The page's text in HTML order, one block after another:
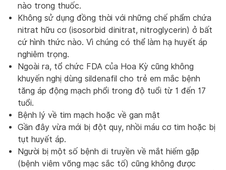
nào trong thuốc.
Không sử dụng đồng thời với những chế phẩm chứa
nitrat hữu cơ (isosorbid dinitrat, nitroglycerin) ở bất
cứ hình thức nào. Vì chúng có thể làm hạ huyết áp
nghiêm trọng.
Ngoài ra, tổ chức FDA của Hoa Kỳ cũng không
khuyến nghị dùng sildenafil cho trẻ em mắc bệnh
tăng áp động mạch phổi trong độ tuổi từ 1 đến 17
tuổi.
Bệnh lý về tim mạch hoặc về gan mật
Gần đây vừa mới bị đột quỵ, nhồi máu cơ tim hoặc bị
tụt huyết áp.
Người bị một số bệnh di truyền về mắt hiếm gặp
(bệnh viêm võng mạc sắc tố) cũng không được